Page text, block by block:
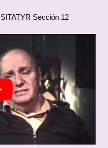
Sección 12